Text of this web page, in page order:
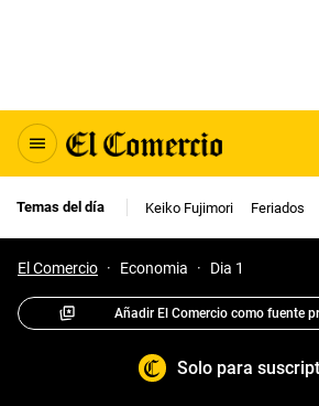
Temas del día Keiko Fujimori Feriados
El Comercio · Economia · Dia 1
Añadir El Comercio como fuente
Solo para